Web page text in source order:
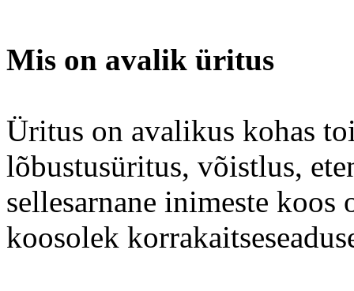
Mis on avalik üritus
Üritus on avalikus kohas
lõbustusüritus, võistlus,
sellesarnane inimeste
koosolek